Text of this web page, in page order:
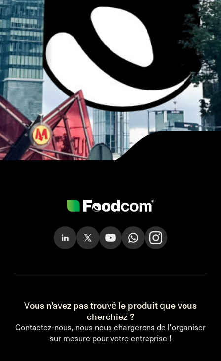
Vous n'avez pas trouvé le produit que vous
cherchiez ?
Contactez-nous, nous nous chargerons de l'organiser
sur mesure pour votre entreprise !